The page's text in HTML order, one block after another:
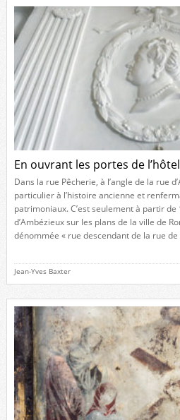
En ouvrant les portes de
Dans la rue Pêcherie, à l’angle de la rue
particulier à l’histoire ancienne et
patrimoniaux. C’est seulement à partir
d’Ambézieux sur les plans de la ville de
dénommée « rue descendant de la rue
Jean-Yves Baxter